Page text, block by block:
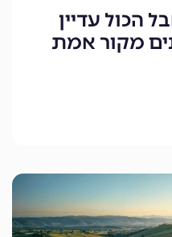
הכול עדיין
מקור אמת